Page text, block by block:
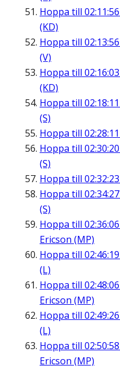
Hoppa till 02:11:56
(KD)
Hoppa till 02:13:56
(V)
Hoppa till 02:16:03
(KD)
Hoppa till 02:18:11
(S)
Hoppa till 02:28:11
Hoppa till 02:30:20
(S)
Hoppa till 02:32:23
Hoppa till 02:34:27
(S)
Hoppa till 02:36:06
Ericson (MP)
Hoppa till 02:46:19
(L)
Hoppa till 02:48:06
Ericson (MP)
Hoppa till 02:49:26
(L)
Hoppa till 02:50:58
Ericson (MP)